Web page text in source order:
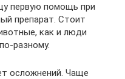
первую помощь при
препарат. Стоит
как и люди
разному.
осложнений. Чаще